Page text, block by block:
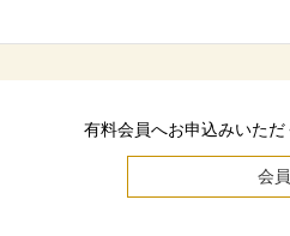
有料会員へお申込みいただ
会